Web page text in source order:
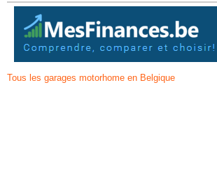
Tous les garages motorhome en Belgique